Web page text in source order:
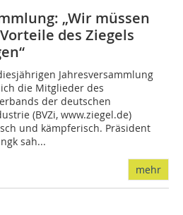
„Wir müssen
des Ziegels
Jahresversammlung
die Mitglieder des
der deutschen
(BVZi, www.ziegel.de)
und kämpferisch. Präsident
sah...
mehr